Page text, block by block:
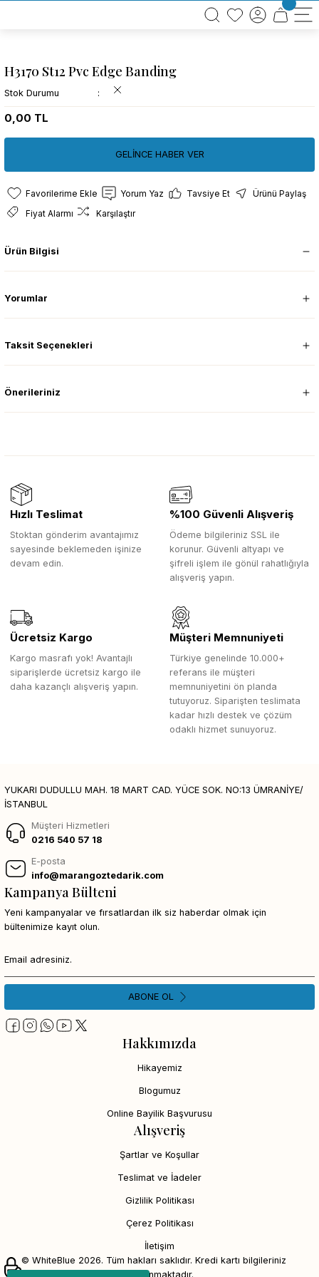
BÜTÜN ALIŞVERİŞLERİNİZDE KARGO BEDAVA!
TÜRKİYE GENELİNDE 10.000 MÜŞTERİ REFERANSI
H3170 St12 Pvc Edge Banding
Stok Durumu
0,00 TL
GELİNCE HABER VER
Yorum Yaz Tavsiye Et
Ürünü Paylaş
Fiyat Alarmı
Karşılaştır
Ürün Bilgisi
Yorumlar
Taksit Seçenekleri
Önerileriniz
Hızlı Teslimat
Stoktan gönderim avantajımız
sayesinde beklemeden işinize
devam edin.
%100 Güvenli Alışveriş
Ödeme bilgileriniz SSL ile
korunur. Güvenli altyapı ve
şifreli işlem ile gönül rahatlığıyla
alışveriş yapın.
Ücretsiz Kargo
Kargo masrafı yok! Avantajlı
siparişlerde ücretsiz kargo ile
daha kazançlı alışveriş yapın.
Müşteri Memnuniyeti
Türkiye genelinde 10.000+
referans ile müşteri
memnuniyetini ön planda
tutuyoruz. Siparişten teslimata
kadar hızlı destek ve çözüm
odaklı hizmet sunuyoruz.
YUKARI DUDULLU MAH. 18 MART CAD. YÜCE SOK. NO:13 ÜMRANİYE/
İSTANBUL
Müşteri Hizmetleri
0216 540 57 18
E-posta
info@marangoztedarik.com
Hakkımızda
Hikayemiz
Blogumuz
Online Bayilik Başvurusu
Alışveriş
Şartlar ve Koşullar
Teslimat ve İadeler
Gizlilik Politikası
Çerez Politikası
İletişim
Kampanya Bülteni
Yeni kampanyalar ve fırsatlardan ilk siz haberdar olmak için
bültenimize kayıt olun.
ABONE OL
© WhiteBlue 2026. Tüm hakları saklıdır. Kredi kartı bilgileriniz
256bit SSL sertifikası ile korunmaktadır.